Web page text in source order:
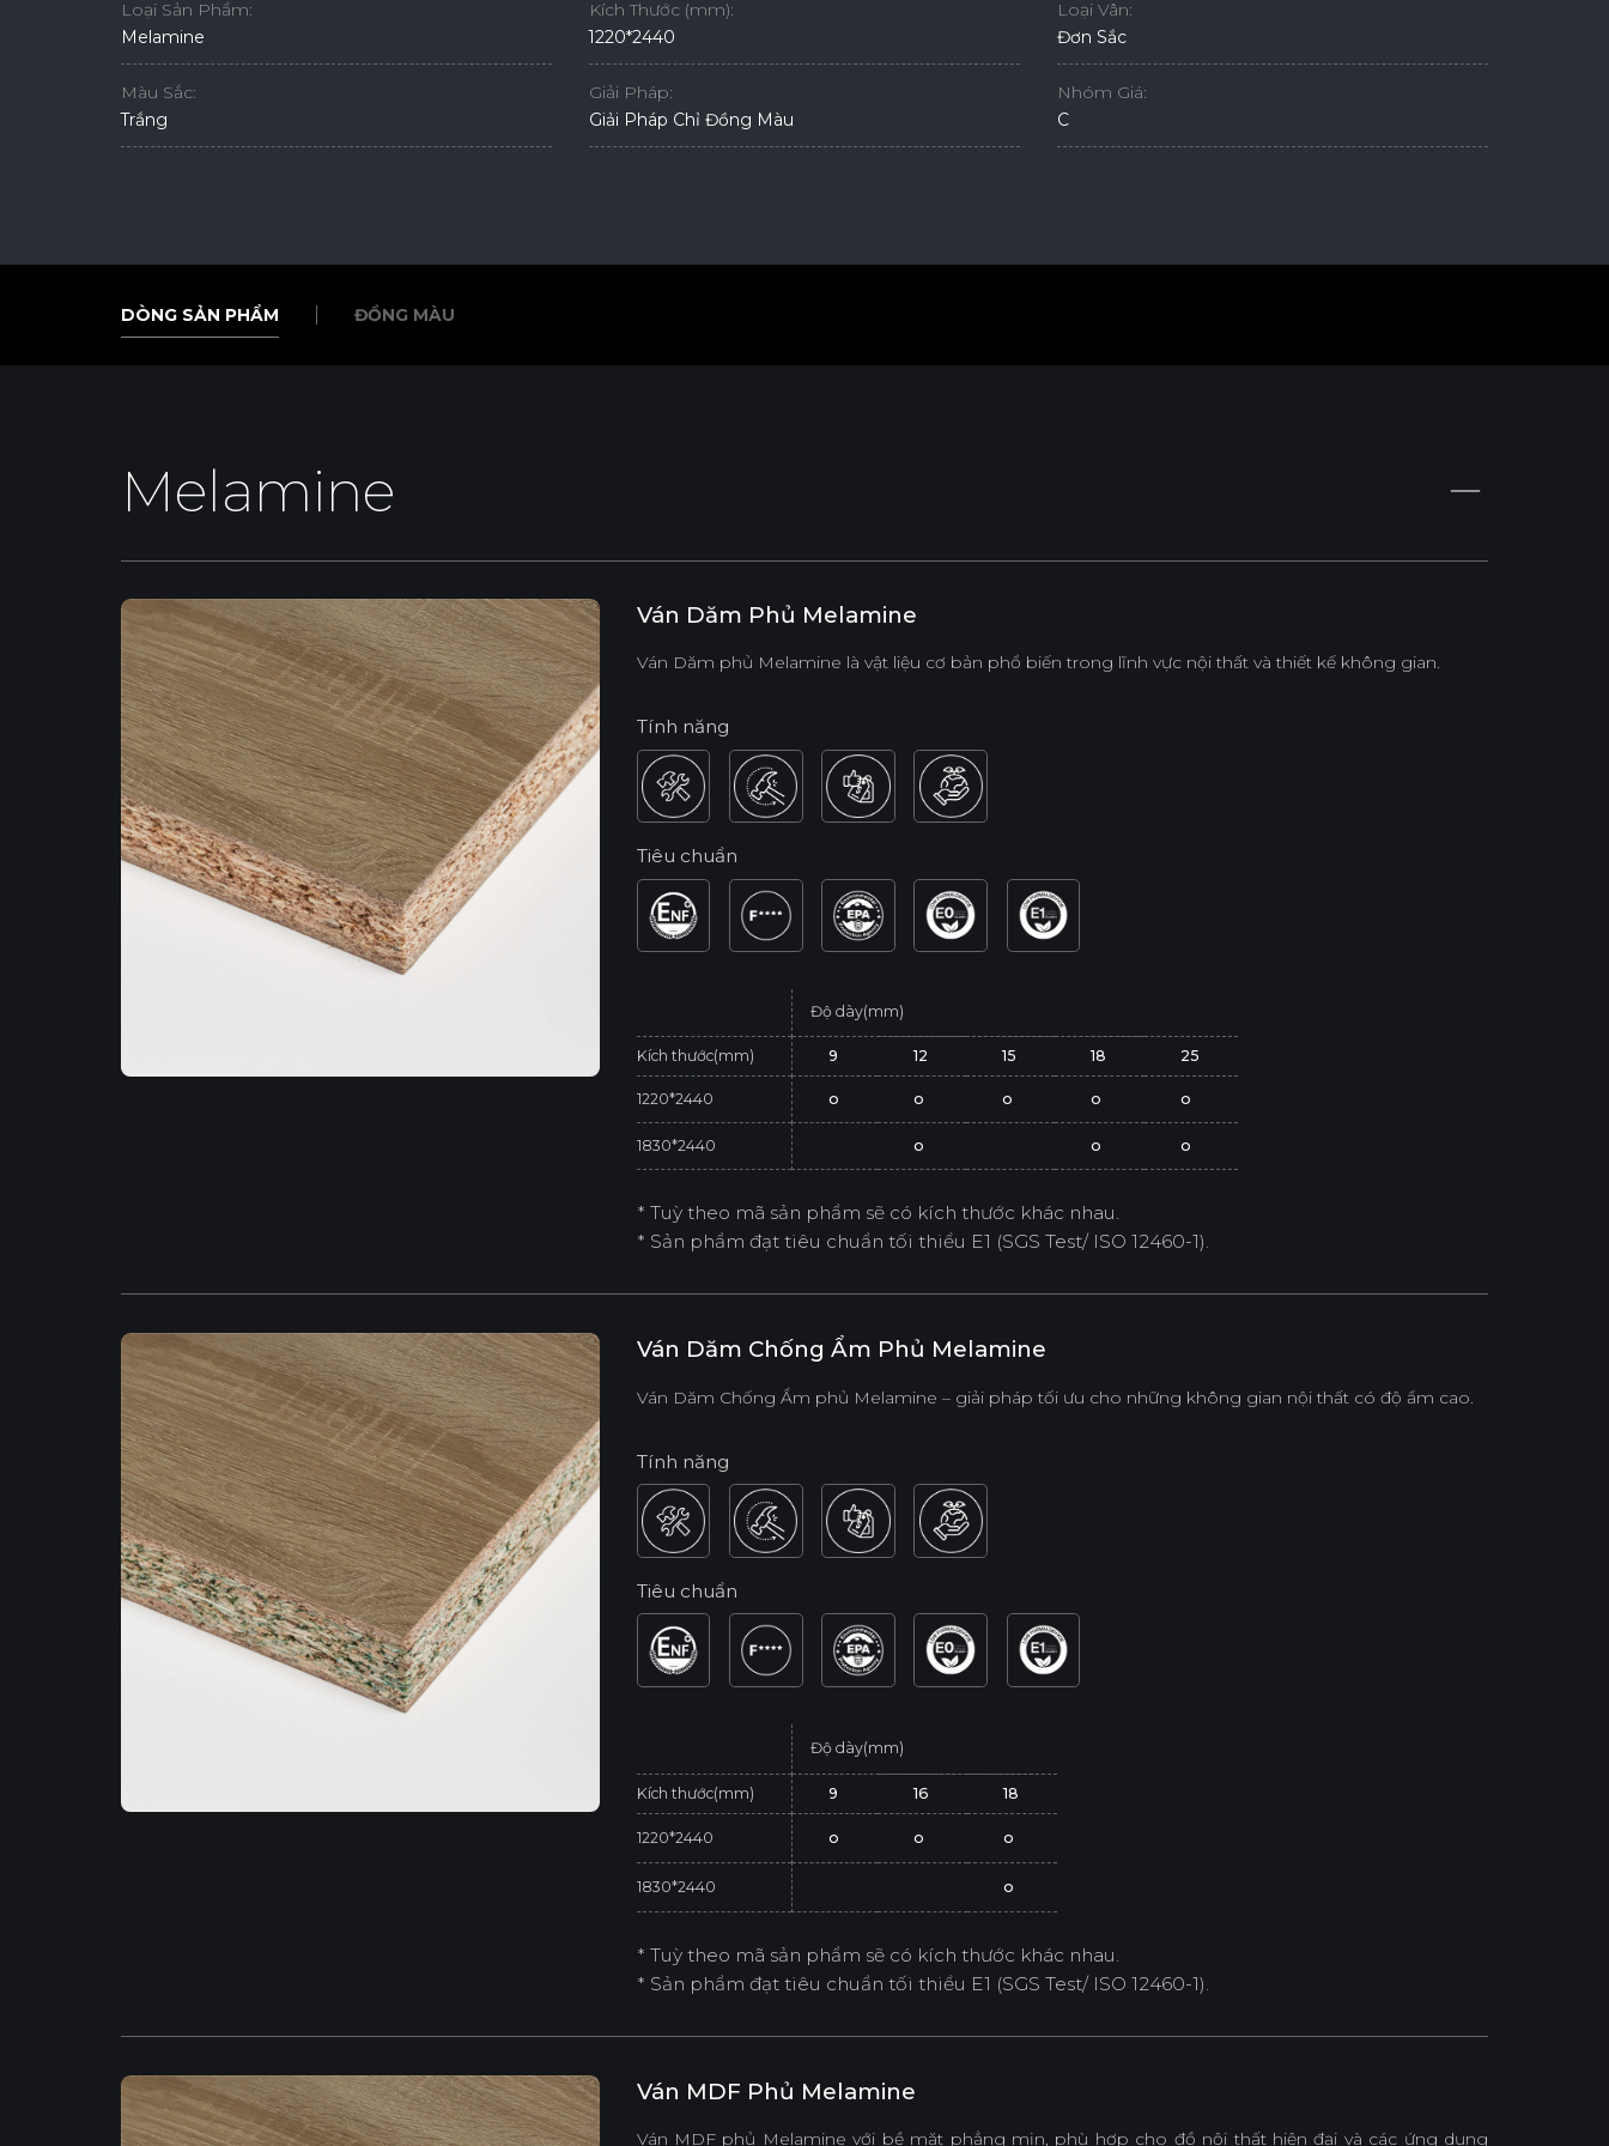
Loại Sản Phẩm:
Melamine
Kích Thước (mm):
1220*2440
Loại Vân:
Đơn Sắc
Màu Sắc:
Trắng
Giải Pháp:
Giải Pháp Chỉ Đồng Màu
Nhóm Giá:
C
DÒNG SẢN PHẨM ĐỒNG MÀU
Melamine
Ván Dăm Phủ Melamine
Ván Dăm phủ Melamine là vật liệu cơ bản phổ biến trong lĩnh vực nội thất và thiết kế không gian.
Tính năng
Tiêu chuẩn
Độ dày(mm)
Kích thước(mm) 9 12 15 18 25
1220*2440 o o o o o
1830*2440 o o o
* Tuỳ theo mã sản phẩm sẽ có kích thước khác nhau.
* Sản phẩm đạt tiêu chuẩn tối thiểu E1 (SGS Test/ ISO 12460-1).
Ván Dăm Chống Ẩm Phủ Melamine
Ván Dăm Chống Ẩm phủ Melamine – giải pháp tối ưu cho những không gian nội thất có độ ẩm cao.
Tính năng
Tiêu chuẩn
Độ dày(mm)
Kích thước(mm) 9 16 18
1220*2440 o o o
1830*2440 o
* Tuỳ theo mã sản phẩm sẽ có kích thước khác nhau.
* Sản phẩm đạt tiêu chuẩn tối thiểu E1 (SGS Test/ ISO 12460-1).
Ván MDF Phủ Melamine
Ván MDF phủ Melamine với bề mặt phẳng mịn, phù hợp cho đồ nội thất hiện đại và các ứng dụng